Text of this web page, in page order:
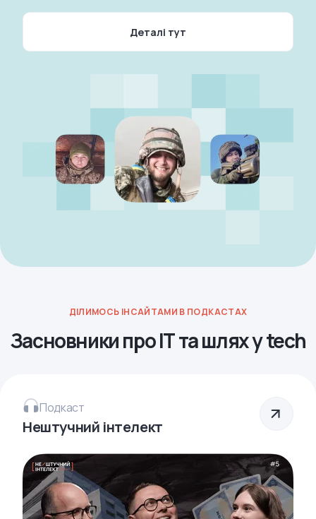
Деталі тут
ДІЛИМОСЬ ІНСАЙТАМИ В ПОДКАСТАХ
Засновники про ІТ та шлях у tech
Подкаст
Нештучний інтелект